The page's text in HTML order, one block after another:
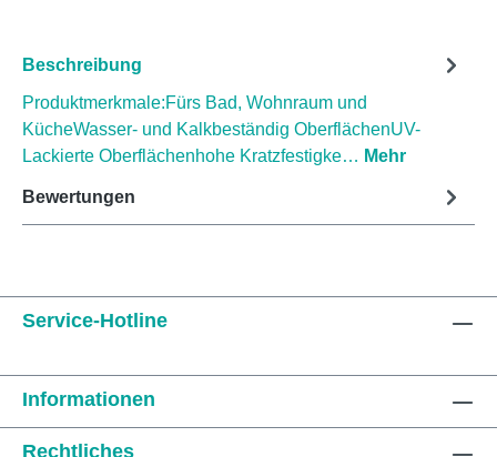
Beschreibung
Produktmerkmale:Fürs Bad, Wohnraum und
KücheWasser- und Kalkbeständig OberflächenUV-
Lackierte Oberflächenhohe Kratzfestigke… Mehr
Bewertungen
Service-Hotline
Informationen
Rechtliches